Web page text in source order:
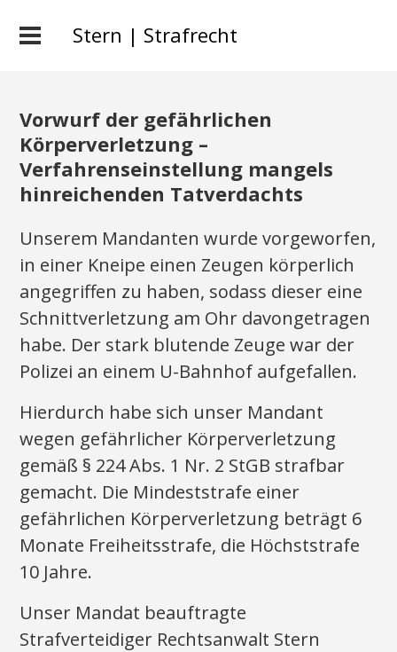
Stern | Strafrecht
Vorwurf der gefährlichen
Körperverletzung –
Verfahrenseinstellung mangels
hinreichenden Tatverdachts
Unserem Mandanten wurde vorgeworfen,
in einer Kneipe einen Zeugen körperlich
angegriffen zu haben, sodass dieser eine
Schnittverletzung am Ohr davongetragen
habe. Der stark blutende Zeuge war der
Polizei an einem U-Bahnhof aufgefallen.
Hierdurch habe sich unser Mandant
wegen gefährlicher Körperverletzung
gemäß § 224 Abs. 1 Nr. 2 StGB strafbar
gemacht. Die Mindeststrafe einer
gefährlichen Körperverletzung beträgt 6
Monate Freiheitsstrafe, die Höchststrafe
10 Jahre.
Unser Mandat beauftragte
Strafverteidiger Rechtsanwalt Stern